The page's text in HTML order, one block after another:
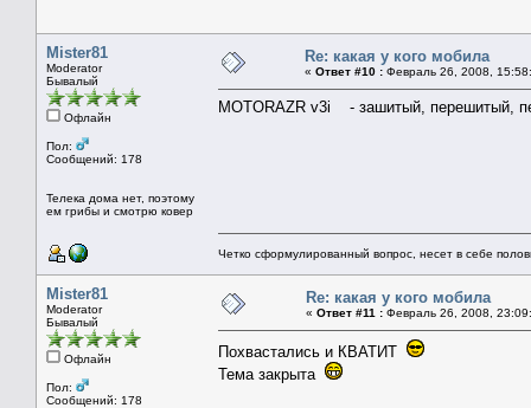
Mister81
Moderator
Бывалый
Офлайн
Пол:
Сообщений: 178
Телека дома нет, поэтому
ем грибы и смотрю ковер
Re: какая у кого мобила
« Ответ #10 : Февраль 26, 2008,
MOTORAZR v3i - зашитый, перешитый,
Четко сформулированный вопрос, несет в себе
Mister81
Moderator
Бывалый
Офлайн
Пол:
Сообщений: 178
Re: какая у кого мобила
« Ответ #11 : Февраль 26, 2008,
Похвастались и КВАТИТ
Тема закрыта